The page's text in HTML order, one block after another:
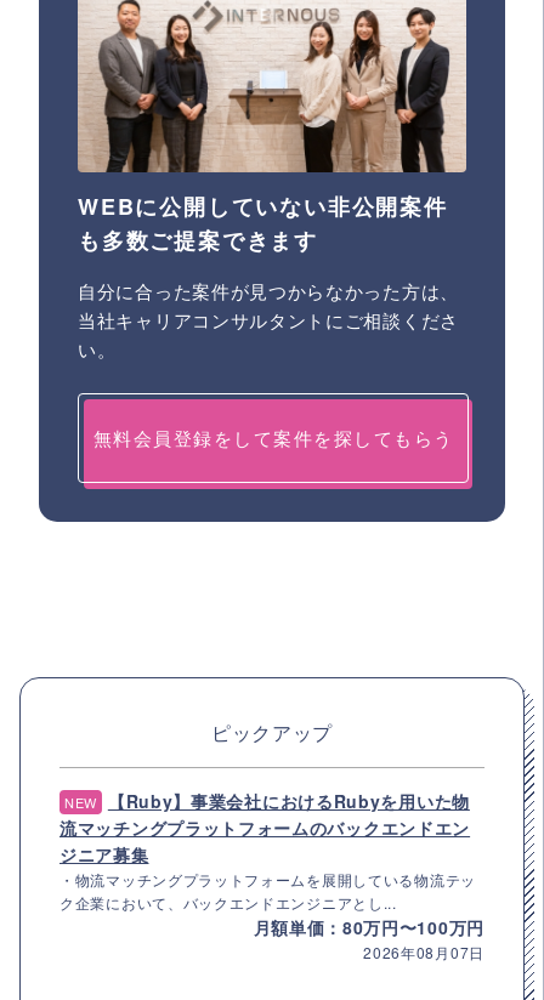
WEBに公開していない非公開案件
も多数ご提案できます
自分に合った案件が見つからなかった方は、
当社キャリアコンサルタントにご相談くださ
い。
無料会員登録をして案件を探してもらう
ピックアップ
NEW
【Ruby】事業会社におけるRubyを用いた物
流マッチングプラットフォームのバックエンドエン
ジニア募集
・物流マッチングプラットフォームを展開している物流テッ
ク企業において、バックエンドエンジニアとし...
月額単価：80万円〜100万円
2026年08月07日